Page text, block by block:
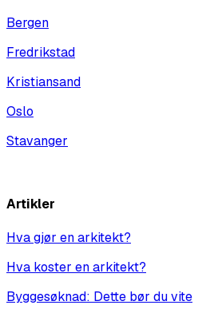
Bergen
Fredrikstad
Kristiansand
Oslo
Stavanger
Artikler
Hva gjør en arkitekt?
Hva koster en arkitekt?
Byggesøknad: Dette bør du vite